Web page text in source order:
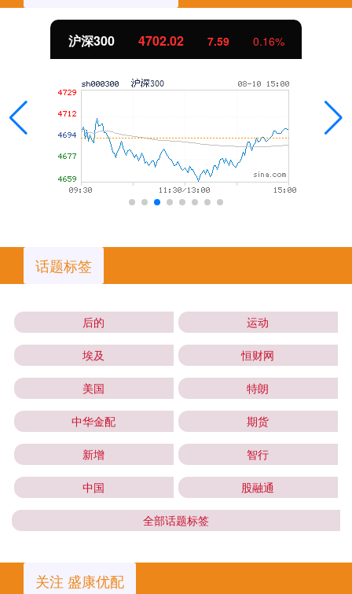
沪深300 4702.02 7.59 0.16%
话题标签
后的 运动
埃及 恒财网
美国 特朗
中华金配 期货
新增 智行
中国 股融通
全部话题标签
关注 盛康优配